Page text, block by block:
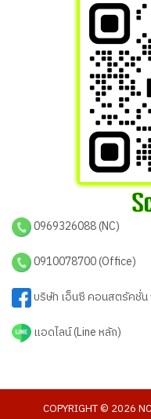
0969326088 (NC)
0910078700 (Office)
บริษัท เอ็นซี คอนสตรัคชั่น
แอดไลน์ (Line หลัก)
COPYRIGHT © 2026